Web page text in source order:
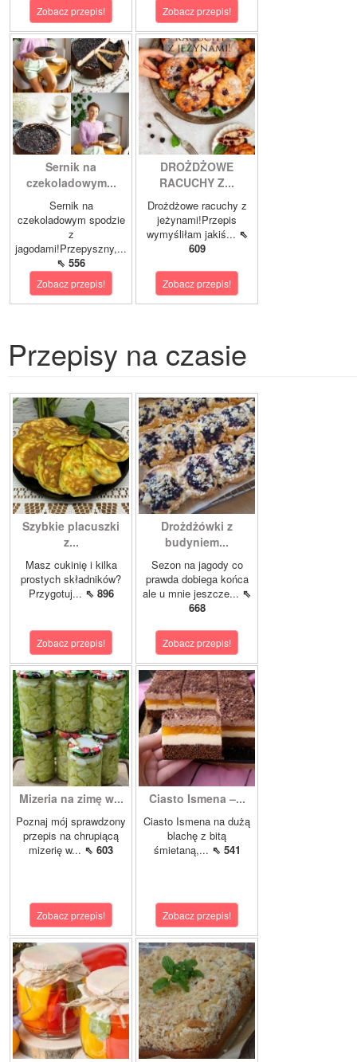
Zobacz przepis! Zobacz przepis!
Sernik na
czekoladowym...
Sernik na
czekoladowym spodzie
z
jagodami!Przepyszny,...
⇖ 556
Zobacz przepis!
DROŻDŻOWE
RACUCHY Z...
Drożdżowe racuchy z
jeżynami!Przepis
wymyśliłam jakiś... ⇖
609
Zobacz przepis!
Przepisy na czasie
Szybkie placuszki
z...
Masz cukinię i kilka
prostych składników?
Przygotuj... ⇖ 896
Zobacz przepis!
Drożdżówki z
budyniem...
Sezon na jagody co
prawda dobiega końca
ale u mnie jeszcze... ⇖
668
Zobacz przepis!
Mizeria na zimę w...
Poznaj mój sprawdzony
przepis na chrupiącą
mizerię w... ⇖ 603
Zobacz przepis!
Ciasto Ismena –...
Ciasto Ismena na dużą
blachę z bitą
śmietaną,... ⇖ 541
Zobacz przepis!